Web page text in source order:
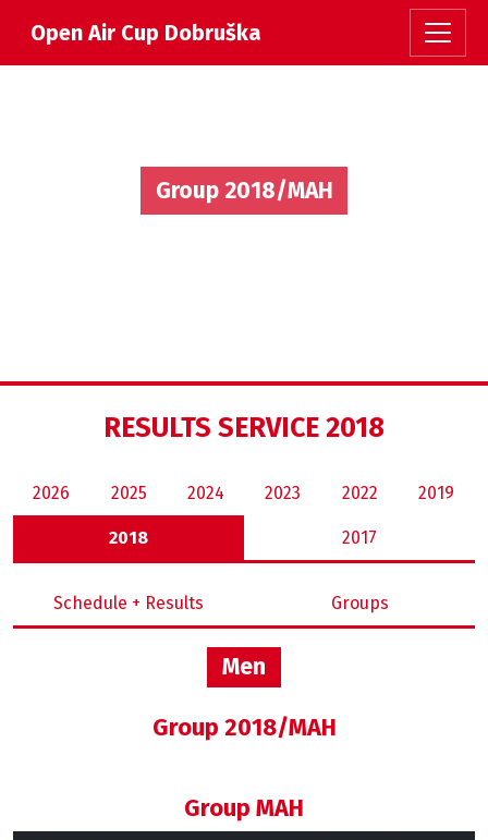
Open Air Cup Dobruška
Group 2018/MAH
RESULTS SERVICE 2018
2026 2025 2024 2023 2022 2019
2018 2017
Schedule + Results Groups
Men
Group 2018/MAH
Group MAH